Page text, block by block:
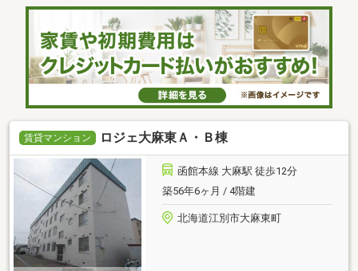
賃貸マンション ロジェ大麻東Ａ・Ｂ棟
函館本線 大麻駅 徒歩12分
築56年6ヶ月 / 4階建
北海道江別市大麻東町